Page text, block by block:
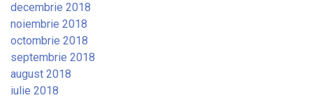
decembrie 2018
noiembrie 2018
octombrie 2018
septembrie 2018
august 2018
iulie 2018